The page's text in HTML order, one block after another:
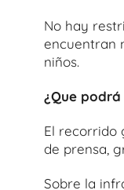
No hay
encuentran
niños.
¿Que
El recorrido
de prensa,
Sobre la